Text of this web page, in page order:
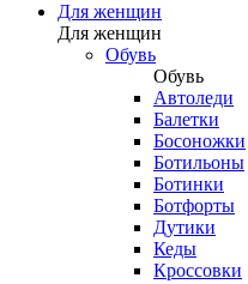
Для женщин
Для женщин
Обувь
Обувь
Автоледи
Балетки
Босоножки
Ботильоны
Ботинки
Ботфорты
Дутики
Кеды
Кроссовки